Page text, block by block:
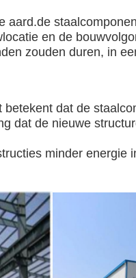
en de
zouden duren, in
dat de
dat de nieuwe
minder energie